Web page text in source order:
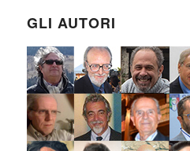
GLI AUTORI